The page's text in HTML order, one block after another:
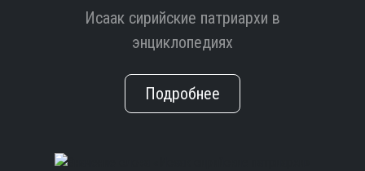
Исаак сирийские патриархи в
энциклопедиях
Подробнее